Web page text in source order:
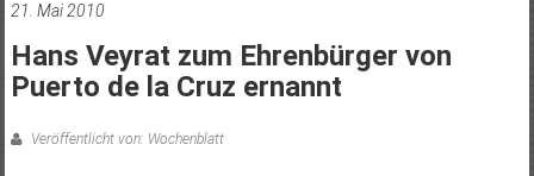
21. Mai 2010
Hans Veyrat zum Ehrenbürger von
Puerto de la Cruz ernannt
Veröffentlicht von: Wochenblatt